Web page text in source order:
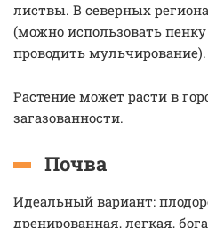
листвы. В северных
(можно использовать
проводить мульчирование).
Растение может расти в
загазованности.
Почва
Идеальный вариант:
дренированная, легкая,